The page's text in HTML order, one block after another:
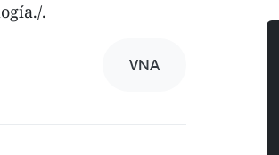
.
VNA